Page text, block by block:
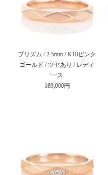
プリズム / 2.5mm / K18ピンク
ゴールド / ツヤあり / レディ
ース
189,000円